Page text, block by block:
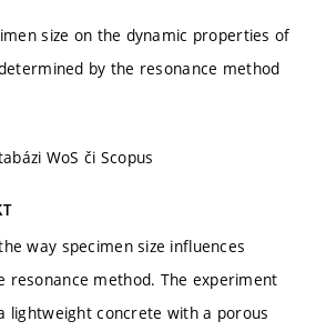
size on the dynamic properties of
by the resonance method
WoS či Scopus
way specimen size influences
resonance method. The experiment
lightweight concrete with a porous